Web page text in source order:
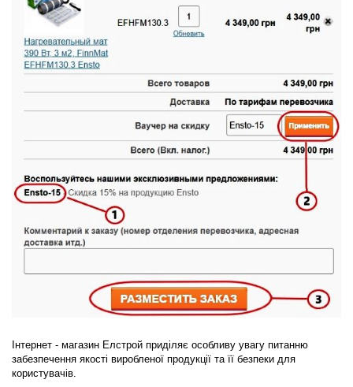
Інтернет - магазин Елстрой приділяє особливу увагу питанню
забезпечення якості виробленої продукції та її безпеки для
користувачів.